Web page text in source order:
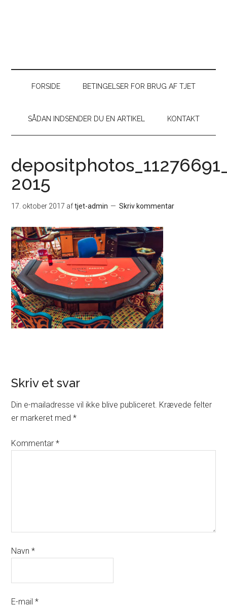
FORSIDE BETINGELSER FOR BRUG AF TJET
SÅDAN INDSENDER DU EN ARTIKEL KONTAKT
2015
17. oktober 2017 aftjet-admin Skriv kommentar
Skriv et svar
Din e-mailadresse vil ikke blive publiceret. Krævede felter
er markeret med*
Kommentar*
Navn*
E-mail*